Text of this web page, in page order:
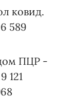
ковид.
589
ПЦР -
121